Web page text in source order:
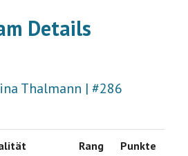
Details
Thalmann | #286
Rang Punkte